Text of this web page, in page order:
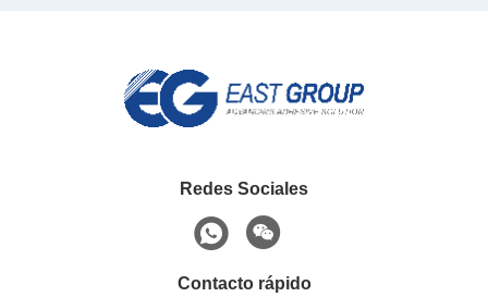
Redes Sociales
Contacto rápido